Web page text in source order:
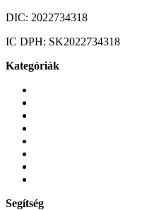
DIC: 2022734318
IC DPH: SK2022734318
Kategóriák
Segítség